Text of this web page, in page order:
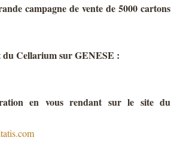
campagne de vente de 5000 cartons
du Cellarium sur GENESE :
en vous rendant sur le site du